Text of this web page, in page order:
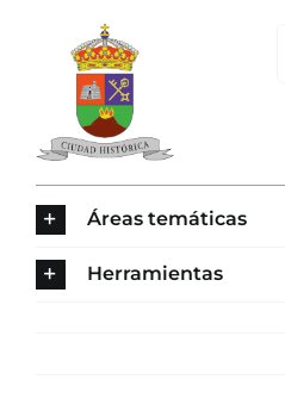
contenido
Áreas temáticas
Herramientas